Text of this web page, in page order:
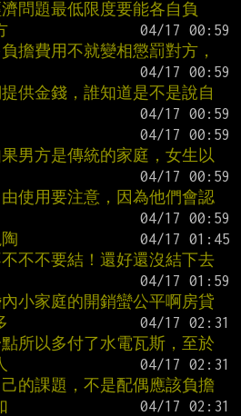
問題最低限度要能各自負
擔費用不就變相懲罰對方，
供金錢，誰知道是不是說自
男方是傳統的家庭，女生以
使用要注意，因為他們會認
不不要結！還好還沒結下去
小家庭的開銷蠻公平啊房貸
所以多付了水電瓦斯，至於
的課題，不是配偶應該負擔